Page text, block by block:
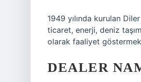
1949 yılında kurulan
ticaret, enerji, deniz
olarak faaliyet
DEALER